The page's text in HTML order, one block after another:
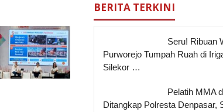
BERITA TERKINI
Seru! Ribuan
Purworejo Tumpah Ruah di
Silekor …
Pelatih MMA
Ditangkap Polresta Denpasar,